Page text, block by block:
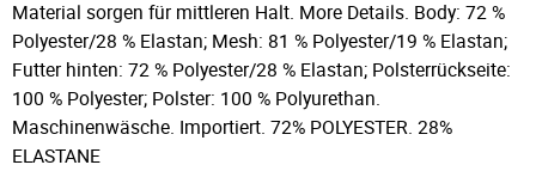
Material sorgen für mittleren Halt. More Details. Body: 72 %
Polyester/28 % Elastan; Mesh: 81 % Polyester/19 % Elastan;
Futter hinten: 72 % Polyester/28 % Elastan; Polsterrückseite:
100 % Polyester; Polster: 100 % Polyurethan.
Maschinenwäsche. Importiert. 72% POLYESTER. 28%
ELASTANE